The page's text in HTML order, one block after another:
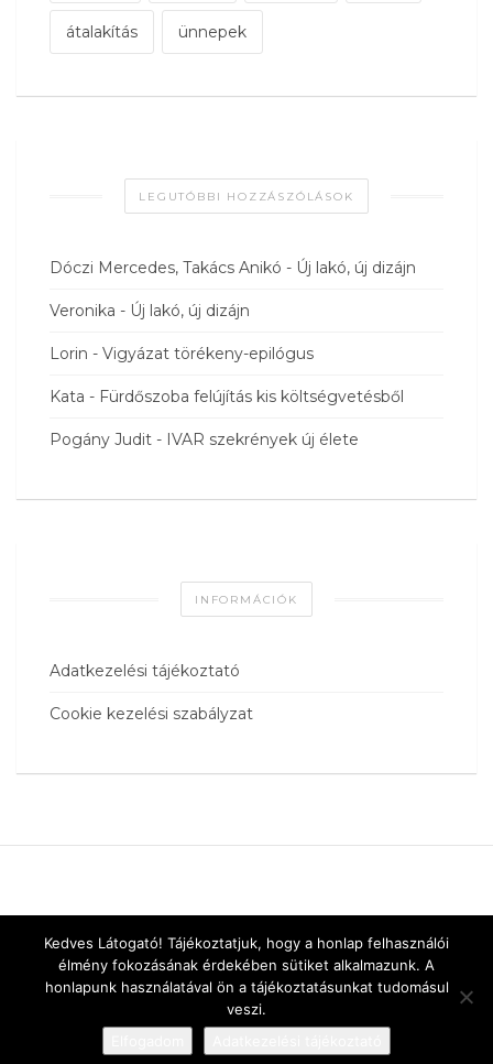
átalakítás ünnepek
LEGUTÓBBI HOZZÁSZÓLÁSOK
Dóczi Mercedes, Takács Anikó - Új lakó, új dizájn
Veronika - Új lakó, új dizájn
Lorin - Vigyázat törékeny-epilógus
Kata - Fürdőszoba felújítás kis költségvetésből
Pogány Judit - IVAR szekrények új élete
INFORMÁCIÓK
Adatkezelési tájékoztató
Cookie kezelési szabályzat
Kedves Látogató! Tájékoztatjuk, hogy a honlap felhasználói
élmény fokozásának érdekében sütiket alkalmazunk. A
honlapunk használatával ön a tájékoztatásunkat tudomásul
veszi.